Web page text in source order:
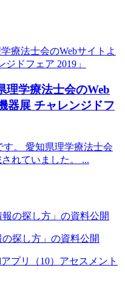
理学療法士会のWeb
器展 チャレンジドフ
。 愛知県理学療法士会
れていました。 ...
の探し方」の資料公開